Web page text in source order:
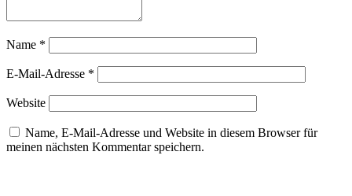
Name *
E-Mail-Adresse *
Website
Name, E-Mail-Adresse und Website in diesem Browser für
meinen nächsten Kommentar speichern.